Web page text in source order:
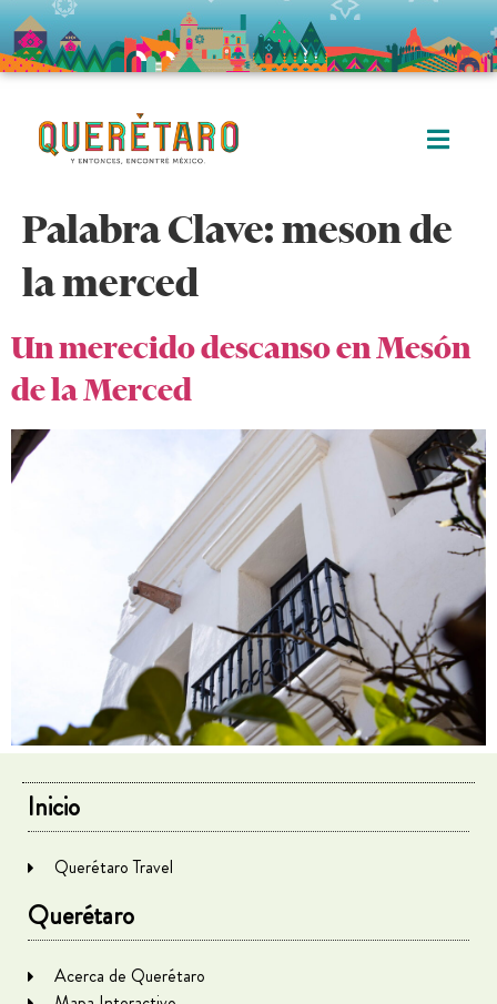
Palabra Clave:meson de
la merced
Un merecido descanso en Mesón
de la Merced
Inicio
Querétaro Travel
Querétaro
Acerca de Querétaro